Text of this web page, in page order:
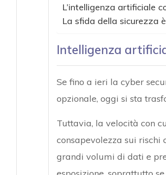
L’intelligenza artificiale
La sfida della sicurezza
Intelligenza
Se fino a ieri la cyber
opzionale, oggi si sta
Tuttavia, la velocità con
consapevolezza sui rischi
grandi volumi di dati e